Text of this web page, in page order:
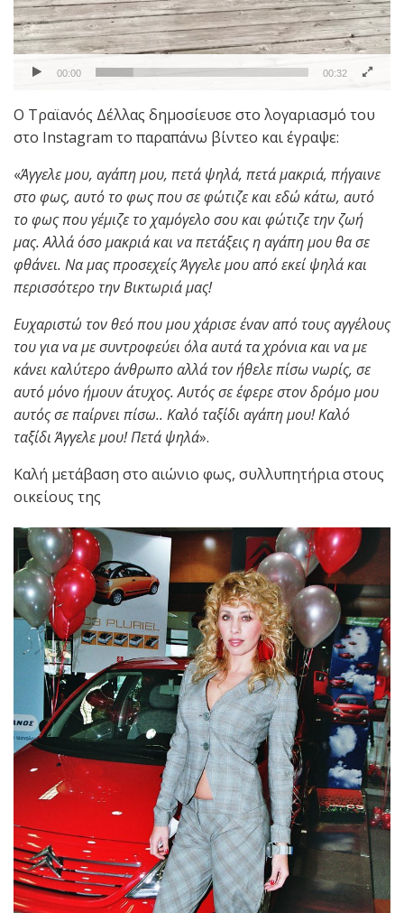
00:00 00:32
Ο Τραϊανός Δέλλας δημοσίευσε στο λογαριασμό του
στο Instagram το παραπάνω βίντεο και έγραψε:
«Άγγελε μου, αγάπη μου, πετά ψηλά, πετά μακριά, πήγαινε
στο φως, αυτό το φως που σε φώτιζε και εδώ κάτω, αυτό
το φως που γέμιζε το χαμόγελο σου και φώτιζε την ζωή
μας. Αλλά όσο μακριά και να πετάξεις η αγάπη μου θα σε
φθάνει. Να μας προσεχείς Άγγελε μου από εκεί ψηλά και
περισσότερο την Βικτωριά μας!
Ευχαριστώ τον θεό που μου χάρισε έναν από τους αγγέλους
του για να με συντροφεύει όλα αυτά τα χρόνια και να με
κάνει καλύτερο άνθρωπο αλλά τον ήθελε πίσω νωρίς, σε
αυτό μόνο ήμουν άτυχος. Αυτός σε έφερε στον δρόμο μου
αυτός σε παίρνει πίσω.. Καλό ταξίδι αγάπη μου! Καλό
ταξίδι Άγγελε μου! Πετά ψηλά».
Kαλή μετάβαση στο αιώνιο φως, συλλυπητήρια στους
οικείους της